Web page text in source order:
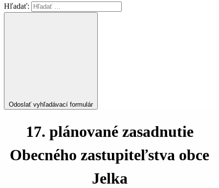
Hľadať:
Odoslať vyhľadávací formulár
17. plánované zasadnutie
Obecného zastupiteľstva obce
Jelka